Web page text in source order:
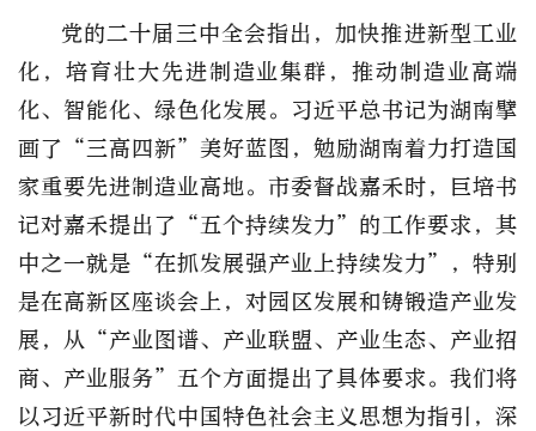
党的二十届三中全会指出，加快推进新型工业
化，培育壮大先进制造业集群，推动制造业高端
化、智能化、绿色化发展。习近平总书记为湖南擘
画了“三高四新”美好蓝图，勉励湖南着力打造国
家重要先进制造业高地。市委督战嘉禾时，巨培书
记对嘉禾提出了“五个持续发力”的工作要求，其
中之一就是“在抓发展强产业上持续发力”，特别
是在高新区座谈会上，对园区发展和铸锻造产业发
展，从“产业图谱、产业联盟、产业生态、产业招
商、产业服务”五个方面提出了具体要求。我们将
以习近平新时代中国特色社会主义思想为指引，深